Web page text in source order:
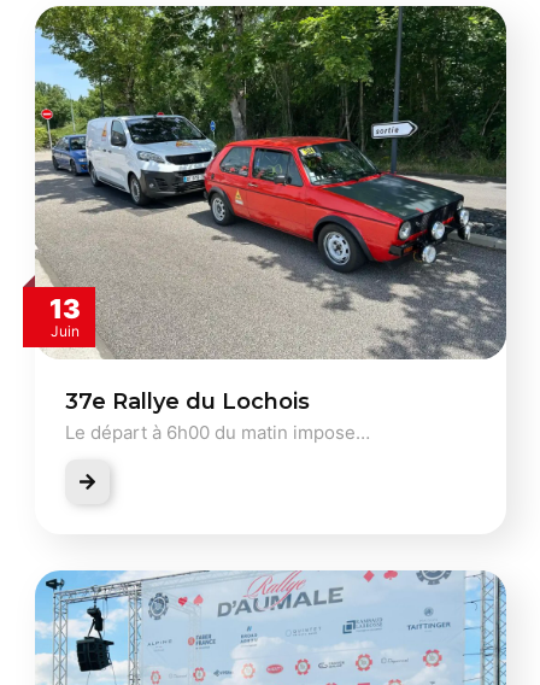
13
Juin
37e Rallye du Lochois
Le départ à 6h00 du matin impose…